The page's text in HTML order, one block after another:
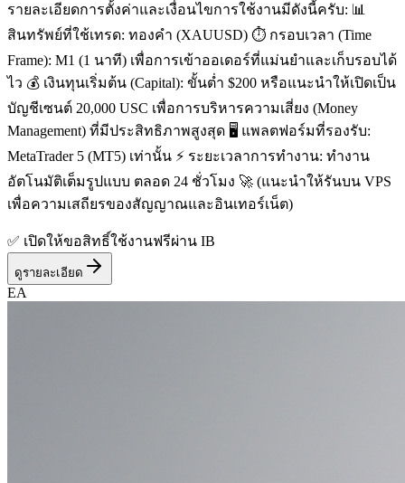
รายละเอียดการตั้งค่าและเงื่อนไขการใช้งานมีดังนี้ครับ: 📊
สินทรัพย์ที่ใช้เทรด: ทองคำ (XAUUSD) ⏱️ กรอบเวลา (Time
Frame): M1 (1 นาที) เพื่อการเข้าออเดอร์ที่แม่นยำและเก็บรอบได้
ไว 💰 เงินทุนเริ่มต้น (Capital): ขั้นต่ำ $200 หรือแนะนำให้เปิดเป็น
บัญชีเซนต์ 20,000 USC เพื่อการบริหารความเสี่ยง (Money
Management) ที่มีประสิทธิภาพสูงสุด 🖥️ แพลตฟอร์มที่รองรับ:
MetaTrader 5 (MT5) เท่านั้น ⚡ ระยะเวลาการทำงาน: ทำงาน
อัตโนมัติเต็มรูปแบบ ตลอด 24 ชั่วโมง 🚀 (แนะนำให้รันบน VPS
เพื่อความเสถียรของสัญญาณและอินเทอร์เน็ต)
✅ เปิดให้ขอสิทธิ์ใช้งานฟรีผ่าน IB
ดูรายละเอียด
EA